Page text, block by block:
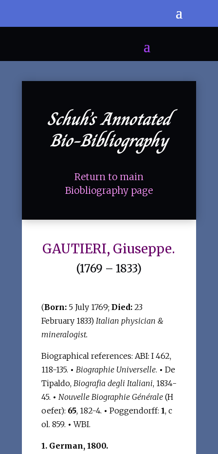
Schuh’s Annotated
Bio-Bibliography
Return to main
Biobliography page
GAUTIERI, Giuseppe.
(1769 – 1833)
(Born:5 July 1769; Died:23
February 1833) Italian physician &
mineralogist.
Biographical references: ABI: I 462,
118-135. • Biographie Universelle. • De
Tipaldo, Biografia degli Italiani, 1834-
45. • Nouvelle Biographie Générale(H
oefer): 65, 182-4. • Poggendorff: 1, c
ol. 859. • WBI.
1. German, 1800.